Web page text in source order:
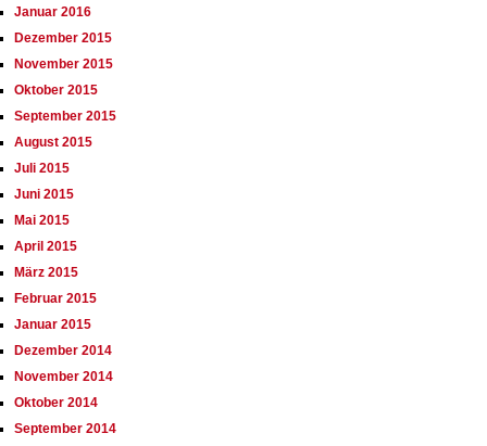
Januar 2016
Dezember 2015
November 2015
Oktober 2015
September 2015
August 2015
Juli 2015
Juni 2015
Mai 2015
April 2015
März 2015
Februar 2015
Januar 2015
Dezember 2014
November 2014
Oktober 2014
September 2014